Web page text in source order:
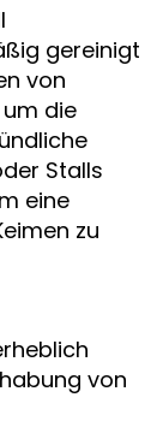
gereinigt
von
die
Stalls
eine
zu
von